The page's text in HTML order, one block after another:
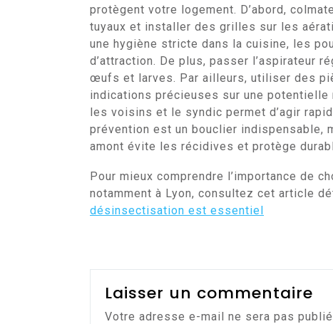
protègent votre logement. D’abord,
tuyaux et installer des grilles sur les
une hygiène stricte dans la cuisine, les
d’attraction. De plus, passer l’aspirateur
œufs et larves. Par ailleurs, utiliser des
indications précieuses sur une
les voisins et le syndic permet d’agir
prévention est un bouclier indispensable,
amont évite les récidives et protège
Pour mieux comprendre l’importance de
notamment à Lyon, consultez cet article
désinsectisation est essentiel
Laisser un commentaire
Votre adresse e-mail ne sera pas